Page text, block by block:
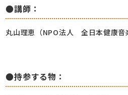
●講師：
丸山理恵（NPO法人 全日本健康音
●持参する物：